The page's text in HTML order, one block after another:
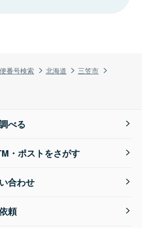
番号検索 北海道
三笠市
べる
・ポストをさがす
合わせ
頼